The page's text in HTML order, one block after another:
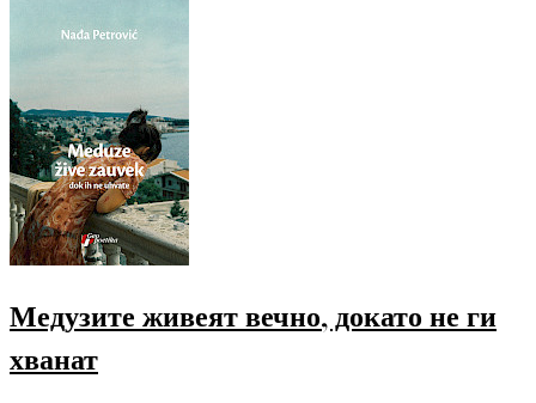
Медузите живеят вечно, докато не ги
хванат